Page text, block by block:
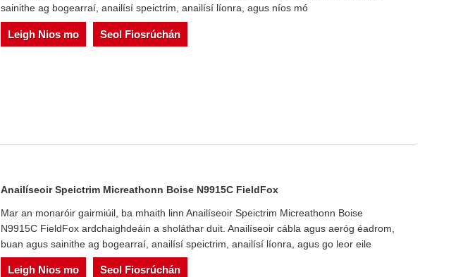
sainithe ag bogearraí, anailísí speictrim, anailísí líonra, agus níos mó
Leigh Nios mo Seol Fiosrúchán
Anailíseoir Speictrim Micreathonn Boise N9915C FieldFox
Mar an monaróir gairmiúil, ba mhaith linn Anailíseoir Speictrim Micreathonn Boise
N9915C FieldFox ardchaighdeáin a sholáthar duit. Anailíseoir cábla agus aeróg éadrom,
buan agus sainithe ag bogearraí, anailísí speictrim, anailísí líonra, agus go leor eile
Leigh Nios mo Seol Fiosrúchán